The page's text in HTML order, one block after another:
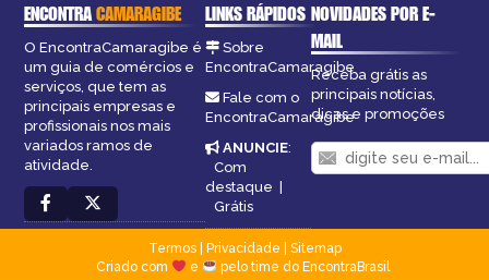
ENCONTRACAMARAGIBE
O EncontraCamaragibe é
um guia de comércios e
serviços, que tem as
principais empresas e
profissionais nos mais
variados ramos de
atividade.
LINKS RÁPIDOS
Sobre
EncontraCamaragibe
Fale com o
EncontraCamaragibe
ANUNCIE:
Com
destaque |
Grátis
NOVIDADES POR E-
MAIL
Receba grátis as
principais notícias,
dicas e promoções
Termos| Privacidade
Sitemap
Criado com
e pelo time do EncontraBrasil